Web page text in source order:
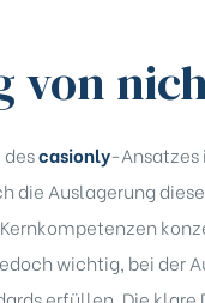
von
casionly-Ansatzes
die Auslagerung
wichtig, bei der
erfüllen. Die klare